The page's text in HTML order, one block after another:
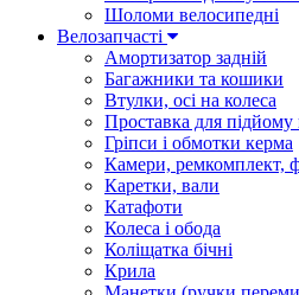
Шоломи велосипедні
Велозапчасті
Амортизатор задній
Багажники та кошики
Втулки, осі на колеса
Проставка для підйому
Гріпси і обмотки керма
Камери, ремкомплект,
Каретки, вали
Катафоти
Колеса і обода
Коліщатка бічні
Крила